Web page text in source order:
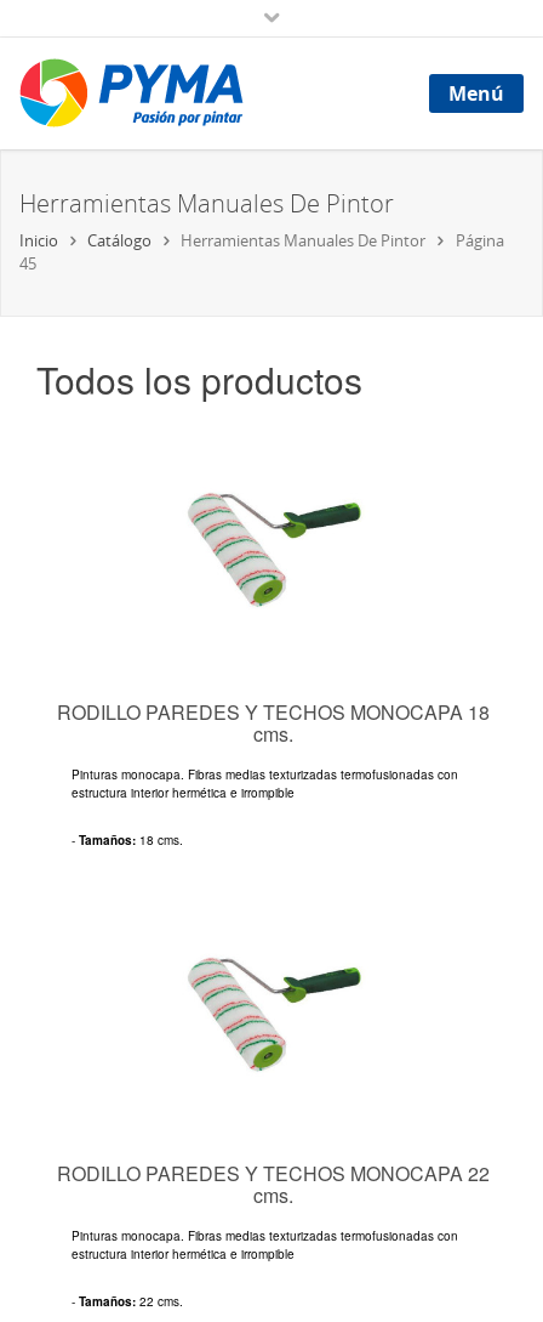
Menú
Herramientas Manuales De Pintor
Inicio Catálogo Herramientas Manuales De Pintor
Página
45
Todos los productos
RODILLO PAREDES Y TECHOS MONOCAPA 18
cms.
Pinturas monocapa. Fibras medias texturizadas termofusionadas con
estructura interior hermética e irrompible
- Tamaños: 18 cms.
RODILLO PAREDES Y TECHOS MONOCAPA 22
cms.
Pinturas monocapa. Fibras medias texturizadas termofusionadas con
estructura interior hermética e irrompible
- Tamaños: 22 cms.